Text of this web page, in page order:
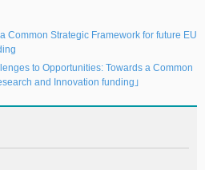
Common Strategic Framework for future EU
to Opportunities: Towards a Common
and Innovation funding」